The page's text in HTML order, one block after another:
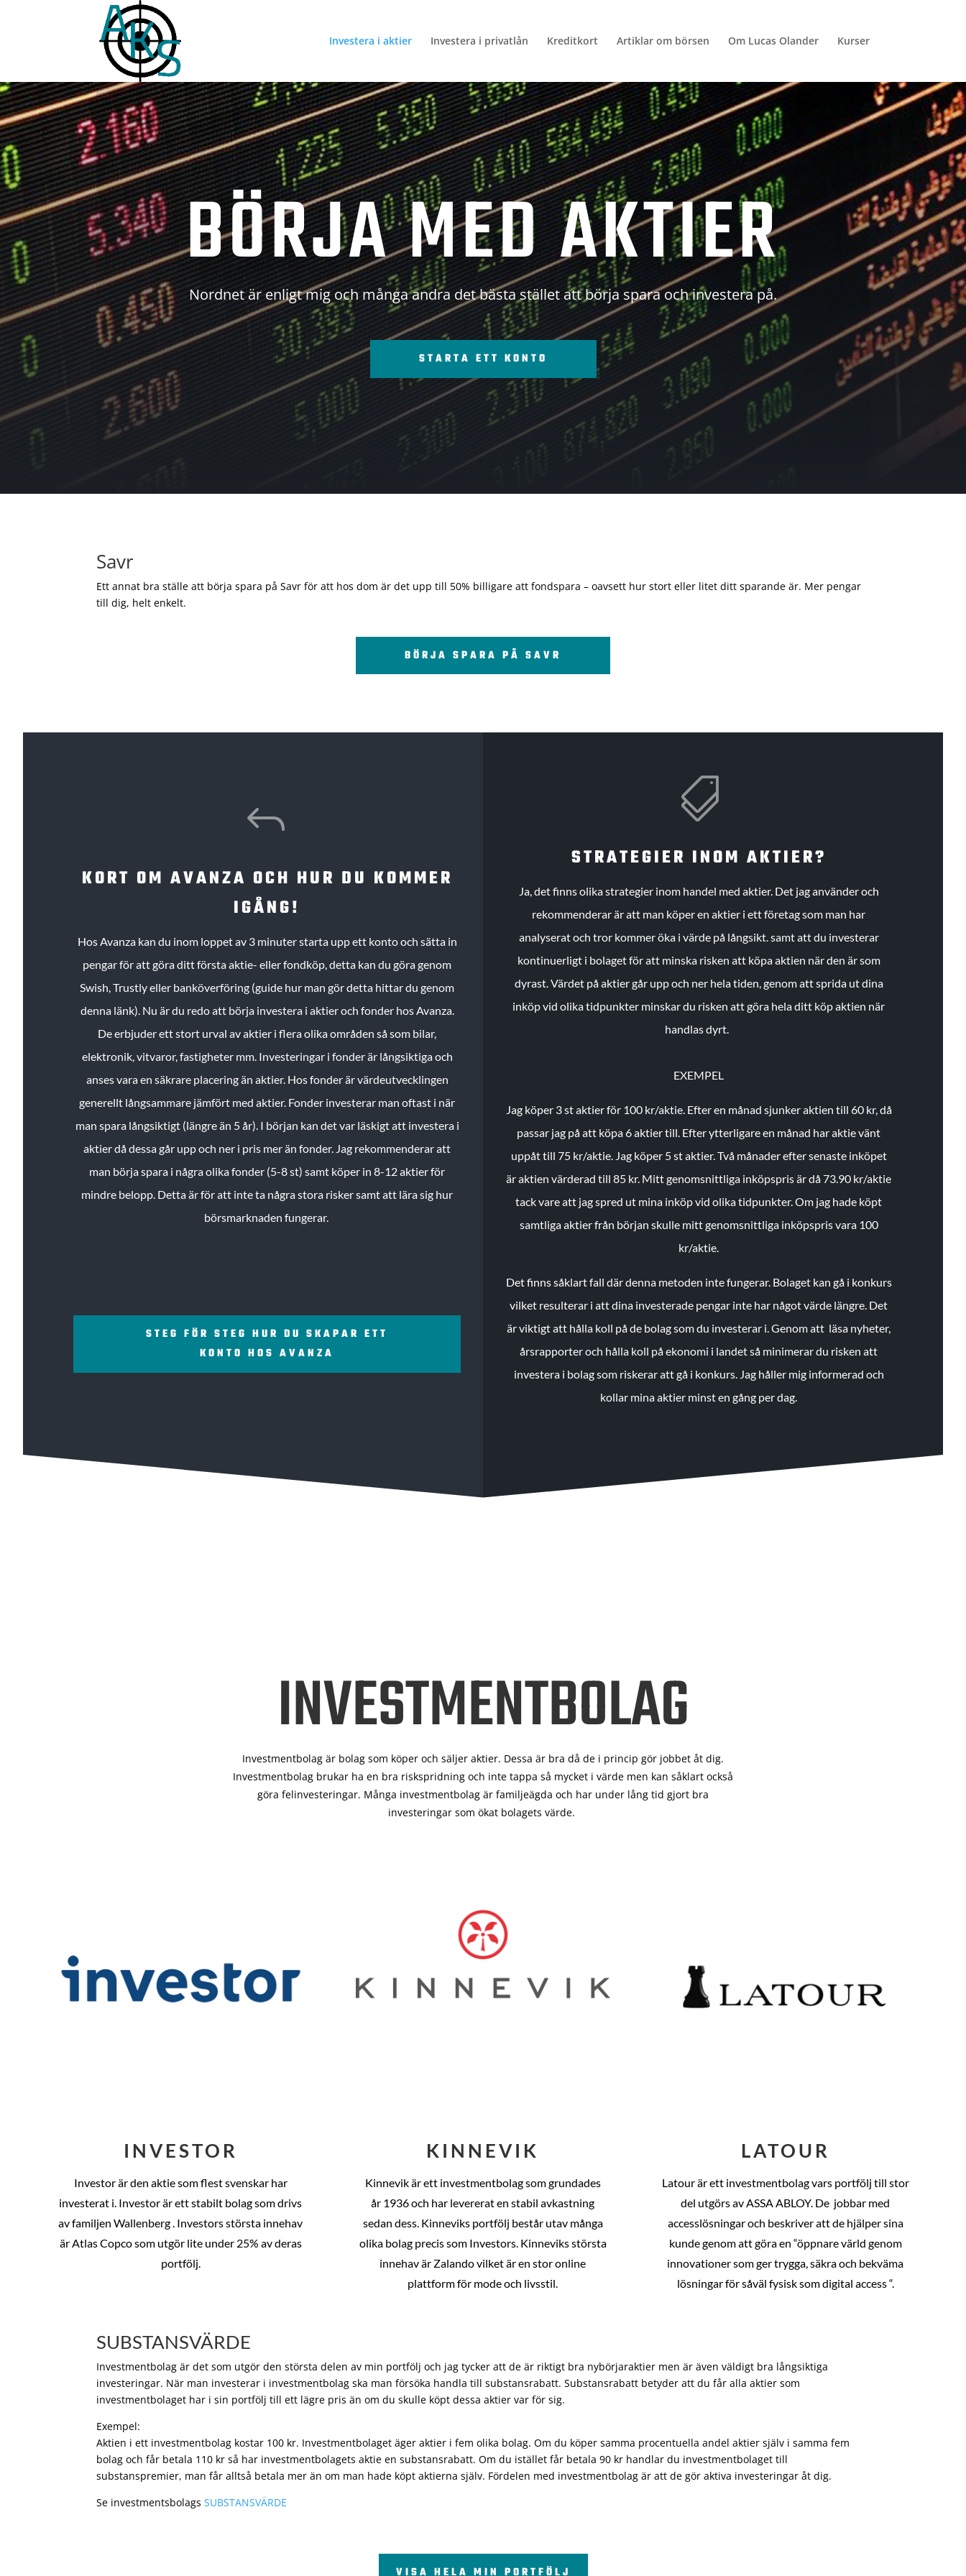
Investera i aktier Investera i privatlån Kreditkort Artiklar om börsen Om Lucas Olander Kurser
BÖRJA MED AKTIER
Nordnet är enligt mig och många andra det bästa stället att börja spara och investera på.
STARTA ETT KONTO
Savr
Ett annat bra ställe att börja spara på Savr för att hos dom är det upp till 50% billigare att fondspara – oavsett hur stort eller litet ditt sparande är. Mer pengar
till dig, helt enkelt.
BÖRJA SPARA PÅ SAVR
J
KORT OM AVANZA OCH HUR DU KOMMER
IGÅNG!
Hos Avanza kan du inom loppet av 3 minuter starta upp ett konto och sätta in
pengar för att göra ditt första aktie- eller fondköp, detta kan du göra genom
Swish, Trustly eller banköverföring (guide hur man gör detta hittar du genom
denna länk). Nu är du redo att börja investera i aktier och fonder hos Avanza.
De erbjuder ett stort urval av aktier i flera olika områden så som bilar,
elektronik, vitvaror, fastigheter mm. Investeringar i fonder är långsiktiga och
anses vara en säkrare placering än aktier. Hos fonder är värdeutvecklingen
generellt långsammare jämfört med aktier. Fonder investerar man oftast i när
man spara långsiktigt (längre än 5 år). I början kan det var läskigt att investera i
aktier då dessa går upp och ner i pris mer än fonder. Jag rekommenderar att
man börja spara i några olika fonder (5-8 st) samt köper in 8-12 aktier för
mindre belopp. Detta är för att inte ta några stora risker samt att lära sig hur
börsmarknaden fungerar.
STEG FÖR STEG HUR DU SKAPAR ETT
KONTO HOS AVANZA

STRATEGIER INOM AKTIER?
Ja, det finns olika strategier inom handel med aktier. Det jag använder och
rekommenderar är att man köper en aktier i ett företag som man har
analyserat och tror kommer öka i värde på långsikt. samt att du investerar
kontinuerligt i bolaget för att minska risken att köpa aktien när den är som
dyrast. Värdet på aktier går upp och ner hela tiden, genom att sprida ut dina
inköp vid olika tidpunkter minskar du risken att göra hela ditt köp aktien när
handlas dyrt.
EXEMPEL
Jag köper 3 st aktier för 100 kr/aktie. Efter en månad sjunker aktien till 60 kr, då
passar jag på att köpa 6 aktier till. Efter ytterligare en månad har aktie vänt
uppåt till 75 kr/aktie. Jag köper 5 st aktier.Två månader efter senaste inköpet
är aktien värderad till 85 kr. Mitt genomsnittliga inköpspris är då 73.90 kr/aktie
tack vare att jag spred ut mina inköp vid olika tidpunkter. Om jag hade köpt
samtliga aktier från början skulle mitt genomsnittliga inköpspris vara 100
kr/aktie.
Det finns såklart fall där denna metoden inte fungerar. Bolaget kan gå i konkurs
vilket resulterar i att dina investerade pengar inte har något värde längre. Det
är viktigt att hålla koll på de bolag som du investerar i. Genom att läsa nyheter,
årsrapporter och hålla koll på ekonomi i landet så minimerar du risken att
investera i bolag som riskerar att gå i konkurs. Jag håller mig informerad och
kollar mina aktier minst en gång per dag.
INVESTMENTBOLAG
Investmentbolag är bolag som köper och säljer aktier. Dessa är bra då de i princip gör jobbet åt dig.
Investmentbolag brukar ha en bra riskspridning och inte tappa så mycket i värde men kan såklart också
göra felinvesteringar. Många investmentbolag är familjeägda och har under lång tid gjort bra
investeringar som ökat bolagets värde.
INVESTOR
Investor är den aktie som flest svenskar har
investerat i. Investor är ett stabilt bolag som drivs
av familjen Wallenberg . Investors största innehav
är Atlas Copco som utgör lite under 25% av deras
portfölj.
KINNEVIK
Kinnevik är ett investmentbolag som grundades
år 1936 och har levererat en stabil avkastning
sedan dess. Kinneviks portfölj består utav många
olika bolag precis som Investors. Kinneviks största
innehav är Zalando vilket är en stor online
plattform för mode och livsstil.
LATOUR
Latour är ett investmentbolag vars portfölj till stor
del utgörs av ASSA ABLOY. De jobbar med
accesslösningar och beskriver att de hjälper sina
kunde genom att göra en “öppnare värld genom
innovationer som ger trygga, säkra och bekväma
lösningar för såväl fysisk som digital access “.
SUBSTANSVÄRDE
Investmentbolag är det som utgör den största delen av min portfölj och jag tycker att de är riktigt bra nybörjaraktier men är även väldigt bra långsiktiga
investeringar. När man investerar i investmentbolag ska man försöka handla till substansrabatt. Substansrabatt betyder att du får alla aktier som
investmentbolaget har i sin portfölj till ett lägre pris än om du skulle köpt dessa aktier var för sig.
Exempel:
Aktien i ett investmentbolag kostar 100 kr. Investmentbolaget äger aktier i fem olika bolag. Om du köper samma procentuella andel aktier själv i samma fem
bolag och får betala 110 kr så har investmentbolagets aktie en substansrabatt. Om du istället får betala 90 kr handlar du investmentbolaget till
substanspremier, man får alltså betala mer än om man hade köpt aktierna själv. Fördelen med investmentbolag är att de gör aktiva investeringar åt dig.
Se investmentsbolagsSUBSTANSVÄRDE
VISA HELA MIN PORTFÖLJ